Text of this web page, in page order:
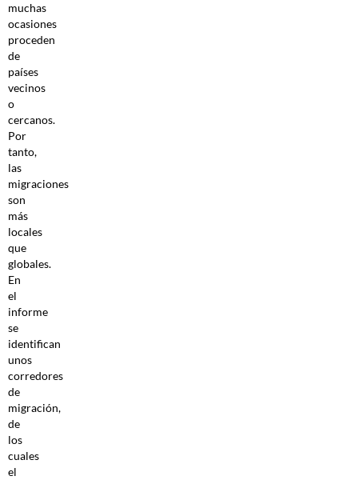
muchas
ocasiones
proceden
de
países
vecinos
o
cercanos.
Por
tanto,
las
migraciones
son
más
locales
que
globales.
En
el
informe
se
identifican
unos
corredores
de
migración,
de
los
cuales
el